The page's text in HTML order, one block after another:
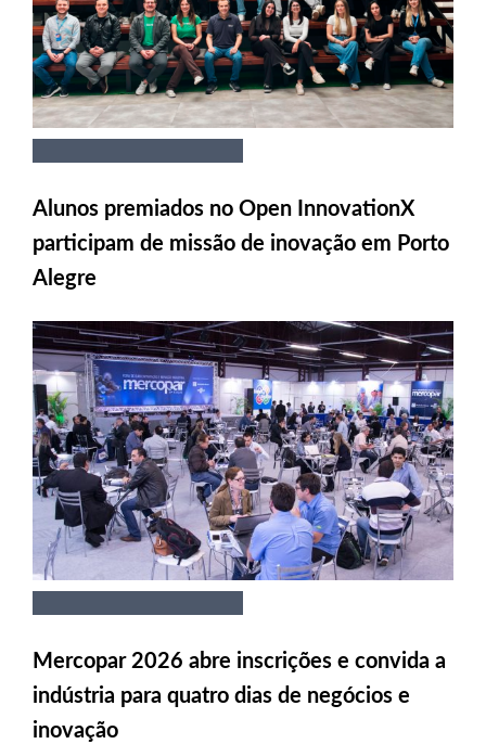
Alunos premiados no Open InnovationX
participam de missão de inovação em Porto
Alegre
Mercopar 2026 abre inscrições e convida a
indústria para quatro dias de negócios e
inovação